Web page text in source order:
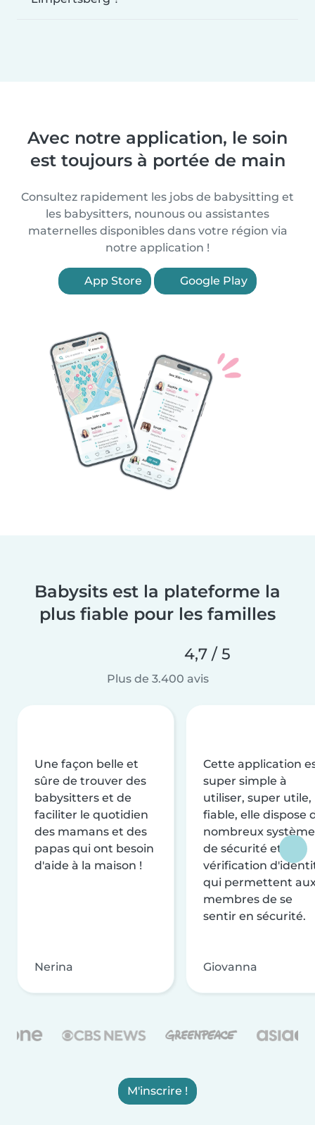
Avec notre application, le soin
est toujours à portée de main
Consultez rapidement les jobs de babysitting et
les babysitters, nounous ou assistantes
maternelles disponibles dans votre région via
notre application !
App Store Google Play
Babysits est la plateforme la
plus fiable pour les familles
4,7 / 5
Plus de 3.400 avis
Une façon belle et
sûre de trouver des
babysitters et de
faciliter le quotidien
des mamans et des
papas qui ont besoin
d'aide à la maison !
Nerina
Cette application
super simple à
utiliser, super utile,
fiable, elle dispose
nombreux
de sécurité et de
vérification
qui permettent
membres de se
sentir en sécurité.
Giovanna
M'inscrire !